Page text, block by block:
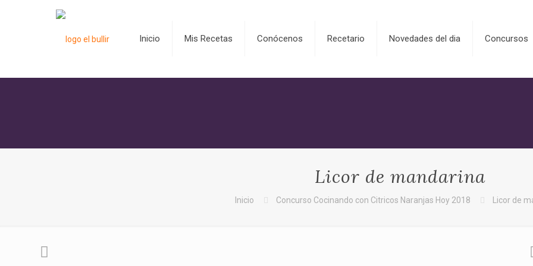
Inicio Mis Recetas Conócenos Recetario Novedades del dia Concursos
Licor de mandarina
Inicio Concurso Cocinando con Citricos Naranjas Hoy 2018 Licor de